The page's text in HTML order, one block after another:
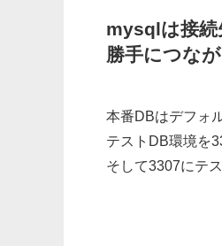
mysqlは接続
勝手につな
本番DBはデフォ
テストDB環境を
そして3307にテ